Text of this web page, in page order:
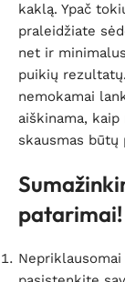
kaklą. Ypač
praleidžiate
net ir
puikių
nemokamai
aiškinama,
skausmas būtų
patarimai!